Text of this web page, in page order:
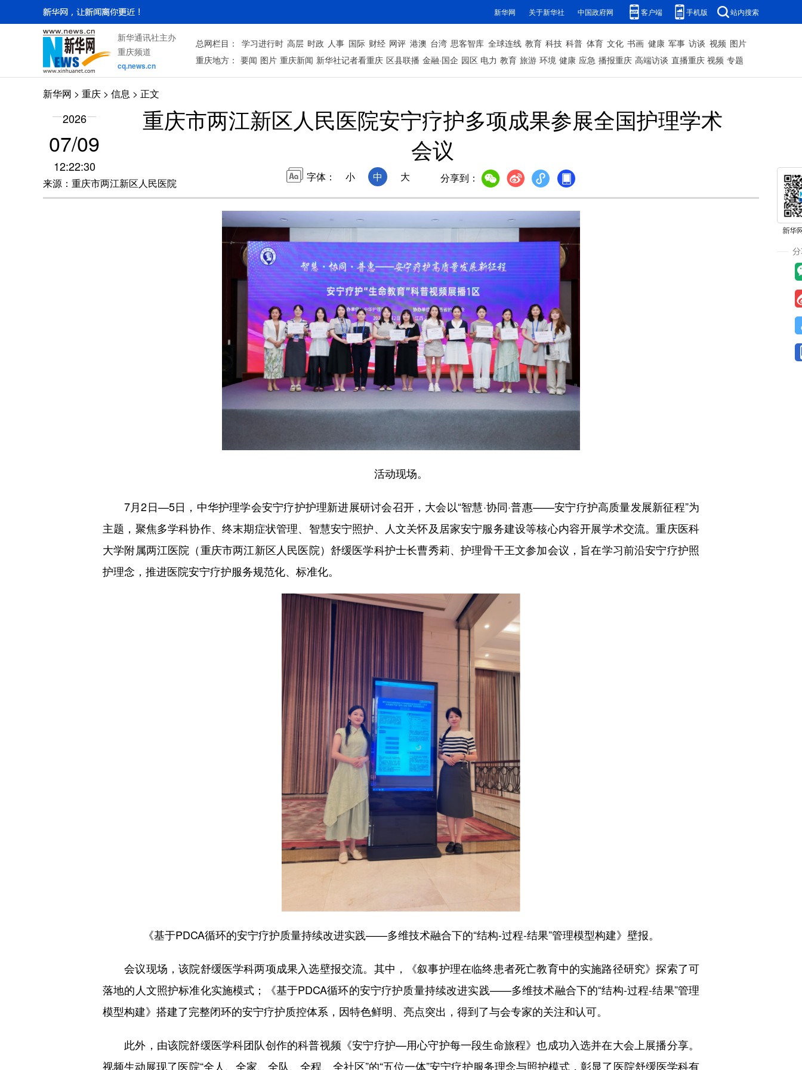
新华网 关于新华社 中国政府网 客户端 手机版 站内搜索
新华通讯社主办
重庆频道
cq.news.cn
总网栏目： 学习进行时 高层 时政 人事 国际 财经 网评 港澳 台湾 思客智库 全球连线 教育 科技 科普 体育 文化 书画 健康 军事 访谈 视频 图片
重庆地方： 要闻 图片 重庆新闻 新华社记者看重庆 区县联播 金融·国企 园区 电力 教育 旅游 环境 健康 应急 播报重庆 高端访谈 直播重庆 视频 专题
新华网 > 重庆 > 信息 > 正文
2026
07/09
12:22:30
来源：重庆市两江新区人民医院
重庆市两江新区人民医院安宁疗护多项成果参展全国护理学术
会议
字体： 小 中 大 分享到：
活动现场。
7月2日—5日，中华护理学会安宁疗护护理新进展研讨会召开，大会以“智慧·协同·普惠——安宁疗护高质量发展新征程”为
主题，聚焦多学科协作、终末期症状管理、智慧安宁照护、人文关怀及居家安宁服务建设等核心内容开展学术交流。重庆医科
大学附属两江医院（重庆市两江新区人民医院）舒缓医学科护士长曹秀莉、护理骨干王文参加会议，旨在学习前沿安宁疗护照
护理念，推进医院安宁疗护服务规范化、标准化。
《基于PDCA循环的安宁疗护质量持续改进实践——多维技术融合下的“结构-过程-结果”管理模型构建》壁报。
会议现场，该院舒缓医学科两项成果入选壁报交流。其中，《叙事护理在临终患者死亡教育中的实施路径研究》探索了可
落地的人文照护标准化实施模式；《基于PDCA循环的安宁疗护质量持续改进实践——多维技术融合下的“结构-过程-结果”管理
模型构建》搭建了完整闭环的安宁疗护质控体系，因特色鲜明、亮点突出，得到了与会专家的关注和认可。
此外，由该院舒缓医学科团队创作的科普视频《安宁疗护—用心守护每一段生命旅程》也成功入选并在大会上展播分享。
视频生动展现了医院“全人、全家、全队、全程、全社区”的“五位一体”安宁疗护服务理念与照护模式，彰显了医院舒缓医学科有